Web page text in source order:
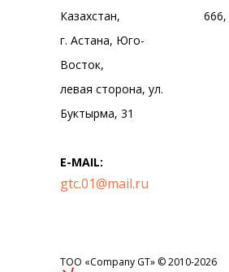
Казахстан,
г. Астана, Юго-
Восток,
левая сторона, ул.
Буктырма, 31
E-MAIL:
gtc.01@mail.ru
666,
ТОО «Company GT» © 2010-2026